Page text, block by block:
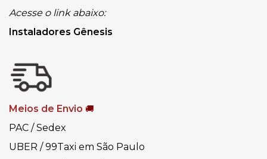
Acesse o link abaixo:
Instaladores Gênesis
Meios de Envio 🚚
PAC / Sedex
UBER / 99Taxi em São Paulo